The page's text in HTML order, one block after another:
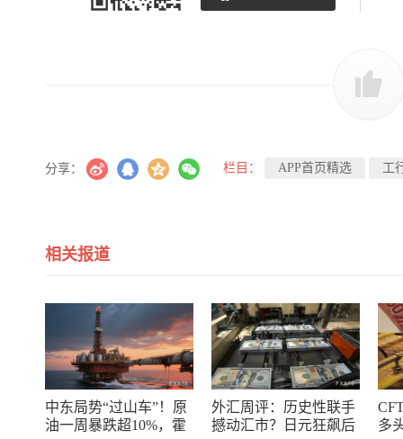
分享： 栏目： APP首页精选 工
相关报道
中东局势“过山车”！原
油一周暴跌超10%，霍
外汇周评：历史性联手
撼动汇市？日元狂飙后
多